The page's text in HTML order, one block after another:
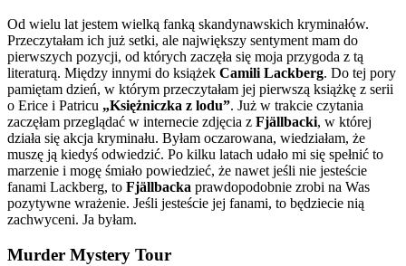
Od wielu lat jestem wielką fanką skandynawskich kryminałów.
Przeczytałam ich już setki, ale największy sentyment mam do
pierwszych pozycji, od których zaczęła się moja przygoda z tą
literaturą. Między innymi do książek Camili Lackberg. Do tej pory
pamiętam dzień, w którym przeczytałam jej pierwszą książkę z serii
o Erice i Patricu „Księżniczka z lodu”. Już w trakcie czytania
zaczęłam przeglądać w internecie zdjęcia z Fjällbacki, w której
działa się akcja kryminału. Byłam oczarowana, wiedziałam, że
muszę ją kiedyś odwiedzić. Po kilku latach udało mi się spełnić to
marzenie i mogę śmiało powiedzieć, że nawet jeśli nie jesteście
fanami Lackberg, to Fjällbacka prawdopodobnie zrobi na Was
pozytywne wrażenie. Jeśli jesteście jej fanami, to będziecie nią
zachwyceni. Ja byłam.
Murder Mystery Tour